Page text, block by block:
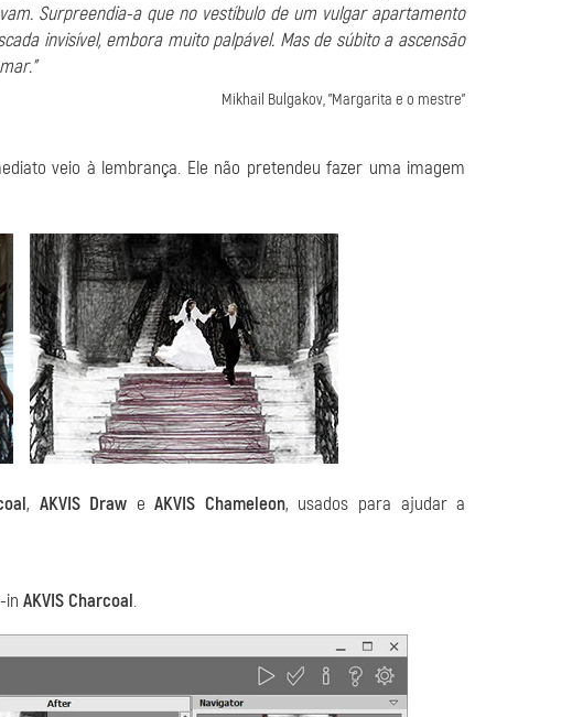
Surpreendia-a que no vestíbulo de um vulgar apartamento
invisível, embora muito palpável. Mas de súbito a ascensão
Mikhail Bulgakov, "Margarita e o mestre"
veio à lembrança. Ele não pretendeu fazer uma imagem
, AKVIS Draw eAKVIS Chameleon, usados para ajudar a
in AKVIS Charcoal.